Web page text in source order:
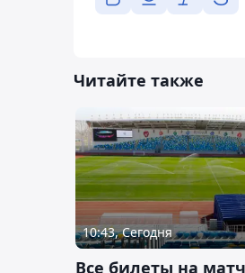
Читайте также
10:43, Сегодня
Все билеты на матч